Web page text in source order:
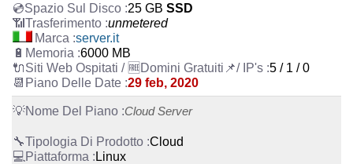
25 GB SSD
unmetered
server.it
6000 MB
5 / 1 / 0
29 feb, 2020
Cloud Server
Cloud
Linux